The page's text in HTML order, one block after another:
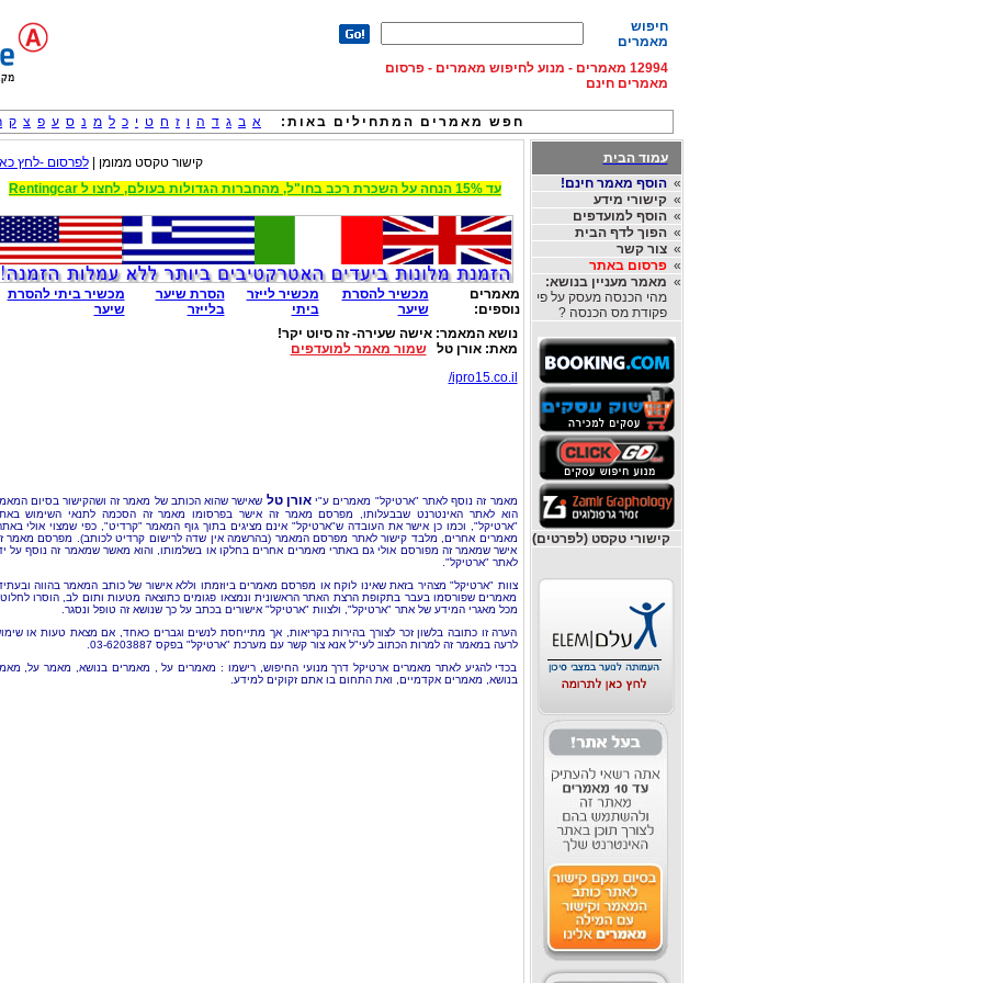
חיפוש
מאמרים
12994 מאמרים - מנוע לחיפוש מאמרים - פרסום
מאמרים חינם
חפש מאמרים המתחילים באות: א ב ג ד ה ו ז ח ט י כ ל מ נ ס ע פ צ ק
עמוד הבית
»הוסף מאמר חינם!
»קישורי מידע
»הוסף למועדפים
»הפוך לדף הבית
»צור קשר
»פרסום באתר
» מאמר מעניין בנושא:
מהי הכנסה מעסק על פי
פקודת מס הכנסה ?
קישורי טקסט (לפרטים)
קישור טקסט ממומן |לפרסום -לחץ
עד 15% הנחה על השכרת רכב בחו"ל, מהחברות הגדולות בעולם, לחצו ל Rentingcar
מאמרים
נוספים:
מכשיר להסרת
שיער
מכשיר לייזר
ביתי
הסרת שיער
בלייזר
מכשיר ביתי להסרת
שיער
נושא המאמר:אישה שעירה- זה סיוט יקר!
מאת:אורן טלשמור מאמר למועדפים
ipro15.co.il/
מאמר זה נוסף לאתר "ארטיקל" מאמרים ע"יאורן טל שאישר שהוא הכותב של מאמר זה ושהקישור בסיום
הוא לאתר האינטרנט שבבעלותו, מפרסם מאמר זה אישר בפרסומו מאמר זה הסכמה לתנאי השימוש
"ארטיקל", וכמו כן אישר את העובדה ש"ארטיקל" אינם מציגים בתוך גוף המאמר "קרדיט", כפי שמצוי אולי
מאמרים אחרים, מלבד קישור לאתר מפרסם המאמר (בהרשמה אין שדה לרישום קרדיט לכותב). מפרסם מאמר
אישר שמאמר זה מפורסם אולי גם באתרי מאמרים אחרים בחלקו או בשלמותו, והוא מאשר שמאמר זה נוסף על
לאתר "ארטיקל".
צוות "ארטיקל" מצהיר בזאת שאינו לוקח או מפרסם מאמרים ביוזמתו וללא אישור של כותב המאמר בהווה
מאמרים שפורסמו בעבר בתקופת הרצת האתר הראשונית ונמצאו פגומים כתוצאה מטעות ותום לב, הוסרו
מכל מאגרי המידע של אתר "ארטיקל", ולצוות "ארטיקל" אישורים בכתב על כך שנושא זה טופל ונסגר.
הערה זו כתובה בלשון זכר לצורך בהירות בקריאות, אך מתייחסת לנשים וגברים כאחד, אם מצאת טעות או
לרעה במאמר זה למרות הכתוב לעי"ל אנא צור קשר עם מערכת "ארטיקל" בפקס 03-6203887.
בכדי להגיע לאתר מאמרים ארטיקל דרך מנועי החיפוש, רישמו : מאמרים על , מאמרים בנושא, מאמר על,
בנושא, מאמרים אקדמיים, ואת התחום בו אתם זקוקים למידע.